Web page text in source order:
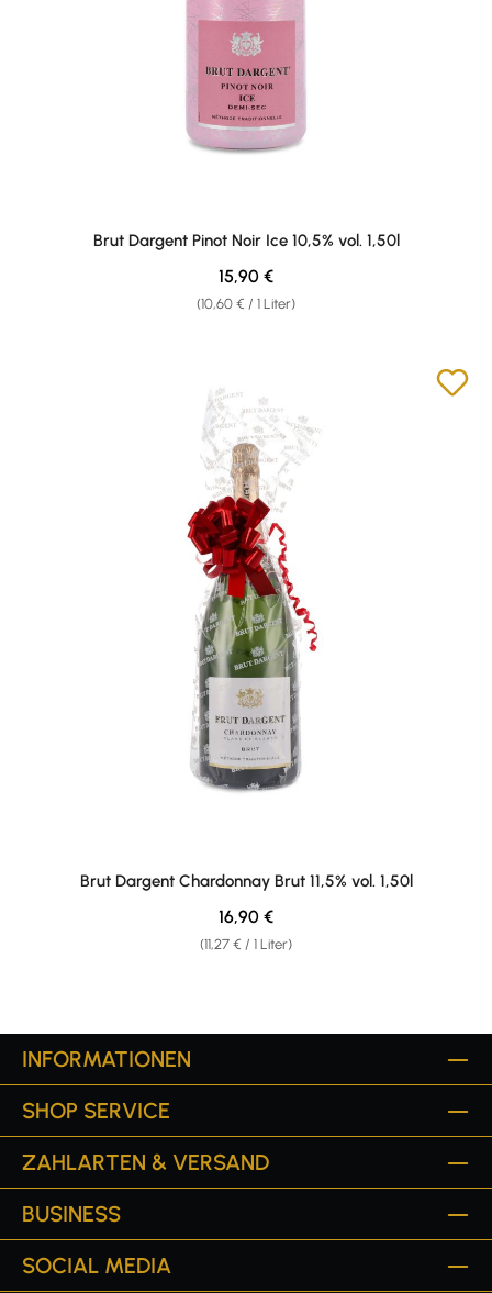
Brut Dargent Pinot Noir Ice 10,5% vol. 1,50l
(10,60 € / 1 Liter)
Regulärer Preis:
15,90 €
Brut Dargent Chardonnay Brut 11,5% vol. 1,50l
(11,27 € / 1 Liter)
Regulärer Preis:
16,90 €
INFORMATIONEN
SHOP SERVICE
ZAHLARTEN & VERSAND
BUSINESS
SOCIAL MEDIA